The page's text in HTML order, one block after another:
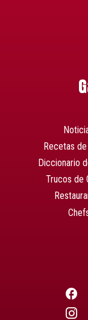
Recetas
Diccionario
Trucos de